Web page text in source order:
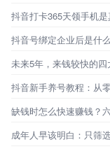
抖音号绑定企业后是什
未来5年，来钱较快的
抖音新手养号教程：从
缺钱时怎么快速赚钱？
成年人早该明白：只筛